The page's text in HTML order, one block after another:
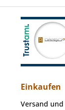
Einkaufen
Versand